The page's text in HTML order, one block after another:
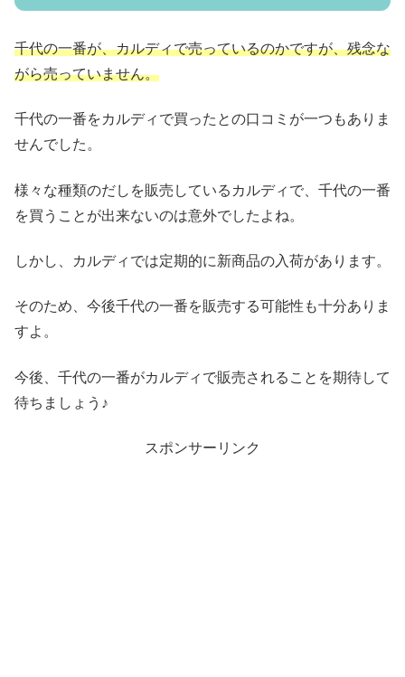
千代の一番が、カルディで売っているのかですが、残念な
がら売っていません。
千代の一番をカルディで買ったとの口コミが一つもありま
せんでした。
様々な種類のだしを販売しているカルディで、千代の一番
を買うことが出来ないのは意外でしたよね。
しかし、カルディでは定期的に新商品の入荷があります。
そのため、今後千代の一番を販売する可能性も十分ありま
すよ。
今後、千代の一番がカルディで販売されることを期待して
待ちましょう♪
スポンサーリンク